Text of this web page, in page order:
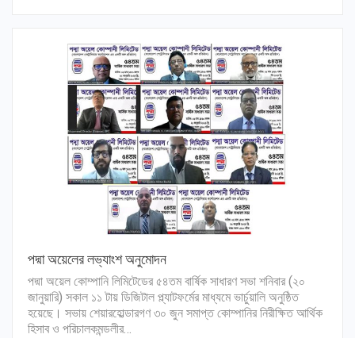
পদ্মা অয়েলের লভ্যাংশ অনুমোদন
পদ্মা অয়েল কোম্পানি লিমিটেডের ৫৪তম বার্ষিক সাধারণ সভা শনিবার (২০
জানুয়ারি) সকাল ১১ টায় ডিজিটাল প্ল্যাটফর্মের মাধ্যমে ভার্চুয়ালি অনুষ্ঠিত
হয়েছে। সভায় শেয়ারহোল্ডারগণ ৩০ জুন সমাপ্ত কোম্পানির নিরীক্ষিত আর্থিক
হিসাব ও পরিচালকমন্ডলীর…